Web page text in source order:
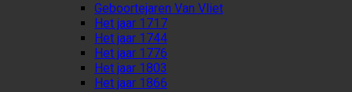
Geboortejaren Van Vliet
Het jaar 1717
Het jaar 1744
Het jaar 1776
Het jaar 1803
Het jaar 1866